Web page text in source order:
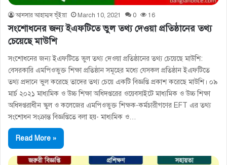
আনসার আহাম্মদ ভূঁইয়া March 10, 2021 0 16
সংশোধনের জন্য ইএফটিতে ভুল তথ্য দেওয়া প্রতিষ্ঠানের তথ্য
চেয়েছে মাউশি
সংশোধনের জন্য ইএফটিতে ভুল তথ্য দেওয়া প্রতিষ্ঠানের তথ্য চেয়েছে মাউশি:
বেসরকারি এমপিওভুক্ত শিক্ষা প্রতিষ্ঠান সমূহের মধ্যে যেসকল প্রতিষ্ঠান ইএফটিতে
তথ্য প্রদানে ভুল করেছে তাদের তথ্য চেয়ে একটি বিজ্ঞপ্তি প্রকাশ করেছে মাউশি। ০৯
মার্চ ২০২১ মাধ্যমিক ও উচ্চ শিক্ষা অধিদপ্তরের ওয়েবসাইটে মাধ্যমিক ও উচ্চ শিক্ষা
অধিদপ্তরাধীন স্কুল ও কলেজের এমপিওভুক্ত শিক্ষক-কর্মচারীগণের EFT এর তথ্য
সংশােধন সংক্রান্ত বিজ্ঞপ্তিতে বলা হয়- মাধ্যমিক ও…
Read More »